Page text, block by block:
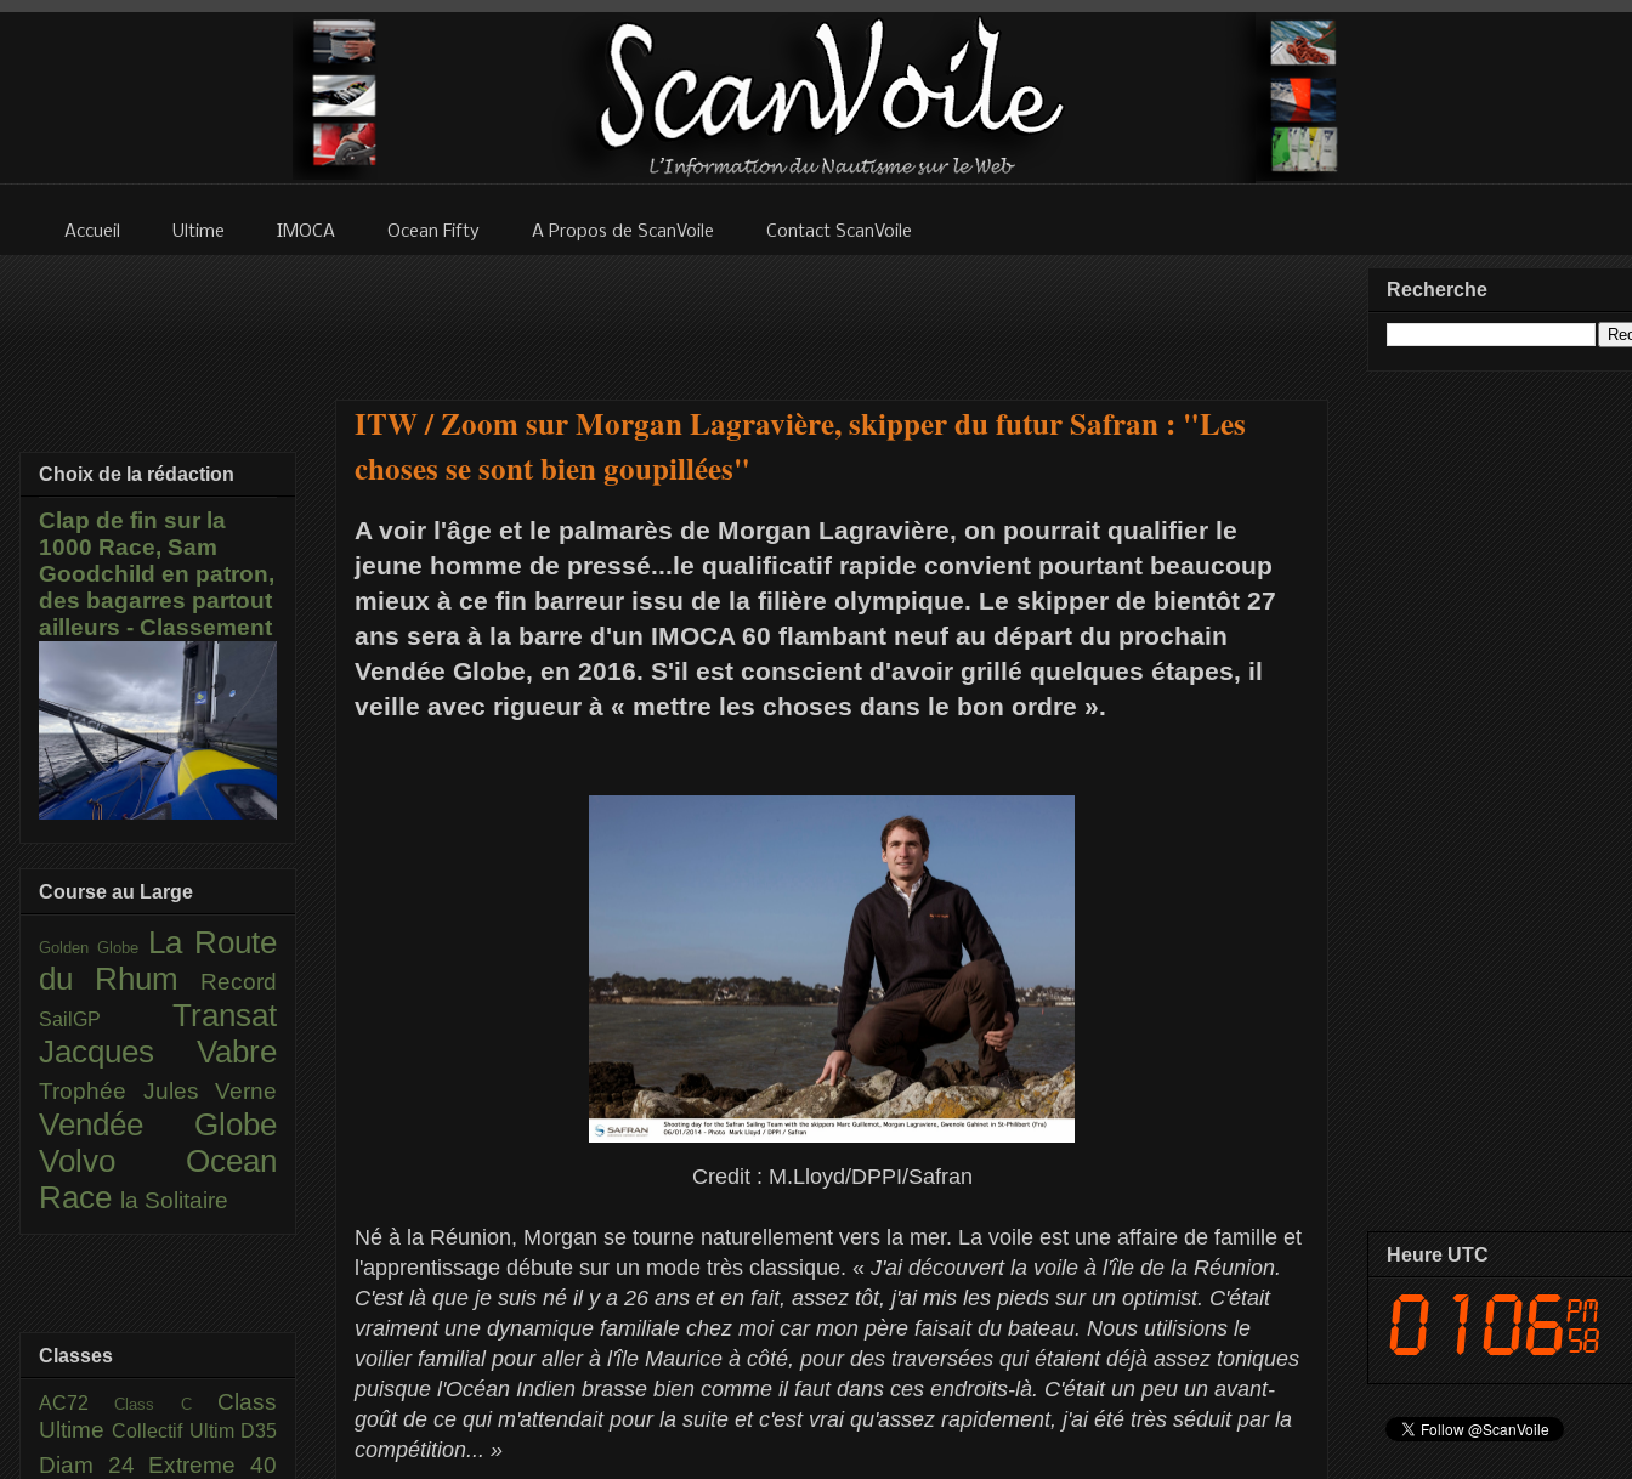
Accueil Ultime IMOCA Ocean Fifty A Propos de ScanVoile Contact ScanVoile
ITW / Zoom sur Morgan Lagravière, skipper du futur Safran : "Les
choses se sont bien goupillées"
A voir l'âge et le palmarès de Morgan Lagravière, on pourrait qualifier le
jeune homme de pressé...le qualificatif rapide convient pourtant beaucoup
mieux à ce fin barreur issu de la filière olympique. Le skipper de bientôt 27
ans sera à la barre d'un IMOCA 60 flambant neuf au départ du prochain
Vendée Globe, en 2016. S'il est conscient d'avoir grillé quelques étapes, il
veille avec rigueur à « mettre les choses dans le bon ordre ».
Credit : M.Lloyd/DPPI/Safran
Né à la Réunion, Morgan se tourne naturellement vers la mer. La voile est une affaire de famille et
l'apprentissage débute sur un mode très classique. « J'ai découvert la voile à l'île de la Réunion.
C'est là que je suis né il y a 26 ans et en fait, assez tôt, j'ai mis les pieds sur un optimist. C'était
vraiment une dynamique familiale chez moi car mon père faisait du bateau. Nous utilisions le
voilier familial pour aller à l'île Maurice à côté, pour des traversées qui étaient déjà assez toniques
puisque l'Océan Indien brasse bien comme il faut dans ces endroits-là. C'était un peu un avant-
goût de ce qui m'attendait pour la suite et c'est vrai qu'assez rapidement, j'ai été très séduit par la
compétition... »
Choix de la rédaction
Clap de fin sur la
1000 Race, Sam
Goodchild en patron,
des bagarres partout
ailleurs - Classement
Course au Large
Golden Globe
La Route
du Rhum
Record
SailGP Transat
Jacques Vabre
Trophée Jules Verne
Vendée Globe
Volvo Ocean
Race la Solitaire
Classes
AC72Class C Class
Ultime Collectif Ultim D35
Diam 24 Extreme 40
Recherche
Heure UTC